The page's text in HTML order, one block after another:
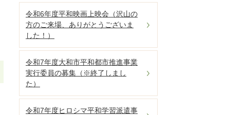
令和6年度平和映画上映会（沢山の
方のご来場、ありがとうございま
した！）
令和7年度大和市平和都市推進事業
実行委員の募集（※終了しまし
た）
令和7年度ヒロシマ平和学習派遣事